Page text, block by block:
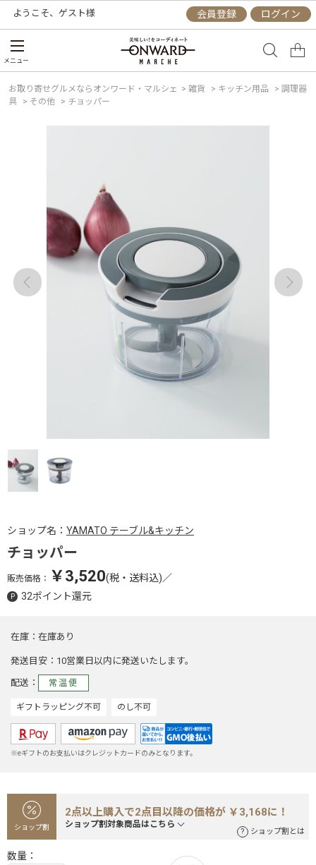
ようこそ、 ゲスト様 会員登録 ログイン
メニュー
お取り寄せグルメならオンワード・マルシェ > 雑貨 > キッチン用品 > 調理器
具
> その他 > チョッパー
ショップ名： YAMATO テーブル&キッチン
チョッパー
販売価格： ￥3,520(税・送料込)／
32ポイント還元
在庫 在庫あり
発送目安 10営業日以内に発送いたします。
配送 常温便
ギフトラッピング不可 のし不可
※eギフトのお支払いはクレジットカードのみとなります。
ショップ割
2点以上購入で2点目以降の価格が ￥3,168に！
ショップ割対象商品はこちら
ショップ割とは
数量